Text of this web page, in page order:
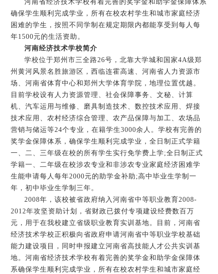
河南省经济技术学校有着完善的奖学金和助学金保障体系
确保学生顺利完成学业，所有在校农村学生和城市家庭经济
困难的学生，按照不同学制在规定期限内都能享受到每人每
年1500元的生活资助。
河南经济技术学校简介
学校位于郑州市三全路26号，北靠大学城和国家4A级郑
州黄河风景名胜旅游区，西临连霍高速、河南省人力资源市
场、河南省体育中心和郑州大学体育学院，地理位置优越。
目前学校设有人力资源管理、社会保障事务、文秘、计算
机、汽车运用与维修、磨具制造技术、数控技术应用、焊接
技术应用、农村经济综合管理、农产品保障与加工、农场品
营销与储运等24个专业，在籍学生3000余人。学校有完善的
奖学金保障体系，确保学生顺利完成学业，全日制正式学籍
一、二、三年级在校的所有学生实行免学费上学;全日制正式
学籍一、二年级在校涉农专业和非涉农专业家庭经济困难学
生能申请每人每年2000元的助学金补助;高中毕业生学制一
年，初中毕业生学制三年。
2008年，该校被省政府纳入河南省中等职业教育2008-
2012年攻坚资助计划，省财政已拨付专项建设经费数百万
元，用于在我校建立省级职业教育实训基地。目前，河南省
经济技术学校正积极向省政府申请河南省中等职业学校基础
能力建设项目，同时申报建立河南省高技能人才公共实训基
地。河南省经济技术学校有着完善的奖学金和助学金保障体
系确保学生顺利完成学业，所有在校农村学生和城市家庭经